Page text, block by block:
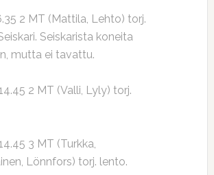
2 MT (Mattila, Lehto) torj.
Seiskarista koneita
mutta ei tavattu.
2 MT (Valli, Lyly) torj.
3 MT (Turkka,
Lönnfors) torj. lento.